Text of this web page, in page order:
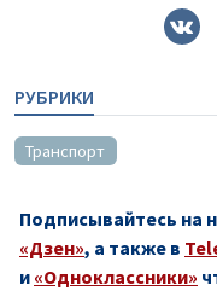
РУБРИКИ
Транспорт
Подписывайтесь на
«Дзен», а также в
и «Одноклассники»